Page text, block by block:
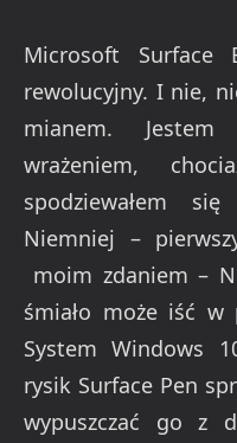
Microsoft
rewolucyjny. I nie,
mianem.
wrażeniem,
spodziewałem
Niemniej –
moim zdaniem –
śmiało może iść w
System Windows
rysik Surface Pen
wypuszczać go z